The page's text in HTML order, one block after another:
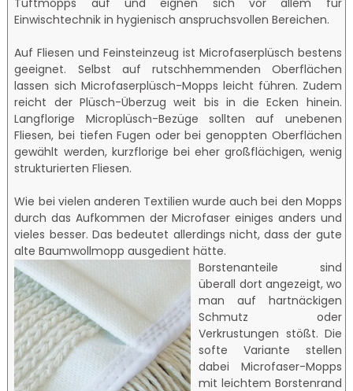
Einwischtechnik in hygienisch anspruchsvollen Bereichen.
Auf Fliesen und Feinsteinzeug ist Microfaserplüsch bestens
geeignet. Selbst auf rutschhemmenden Oberflächen
lassen sich Microfaserplüsch-Mopps leicht führen. Zudem
reicht der Plüsch-Überzug weit bis in die Ecken hinein.
Langflorige Microplüsch-Bezüge sollten auf unebenen
Fliesen, bei tiefen Fugen oder bei genoppten Oberflächen
gewählt werden, kurzflorige bei eher großflächigen, wenig
strukturierten Fliesen.
Wie bei vielen anderen Textilien wurde auch bei den Mopps
durch das Aufkommen der Microfaser einiges anders und
vieles besser. Das bedeutet allerdings nicht, dass der gute
alte Baumwollmopp ausgedient hätte.
Borstenanteile sind
überall dort angezeigt, wo
man auf hartnäckigen
Schmutz oder
Verkrustungen stößt. Die
softe Variante stellen
dabei Microfaser-Mopps
mit leichtem Borstenrand